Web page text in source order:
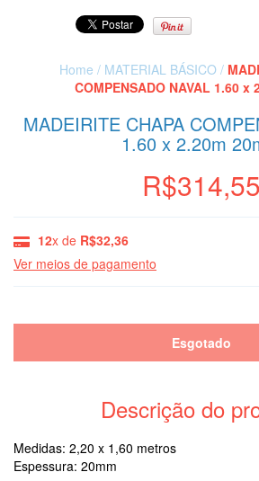
Home / MATERIAL BÁSICO /
COMPENSADO NAVAL 1.60 x
MADEIRITE CHAPA
1.60 x 2.20m
R$314,55
12x de R$32,36
Ver meios de pagamento
Descrição do
Medidas: 2,20 x 1,60 metros
Espessura: 20mm